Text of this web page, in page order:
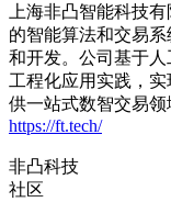
上海非凸智能科技
的智能算法和交易
和开发。公司基于
工程化应用实践，
供一站式数智交易领
https://ft.tech/
非凸科技
社区